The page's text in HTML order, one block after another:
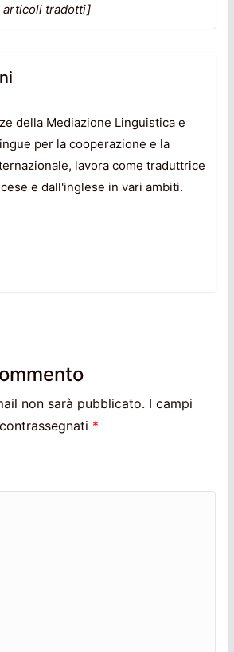
articoli tradotti]
della Mediazione Linguistica e
per la cooperazione e la
lavora come traduttrice
e dall'inglese in vari ambiti.
non sarà pubblicato. I campi
*